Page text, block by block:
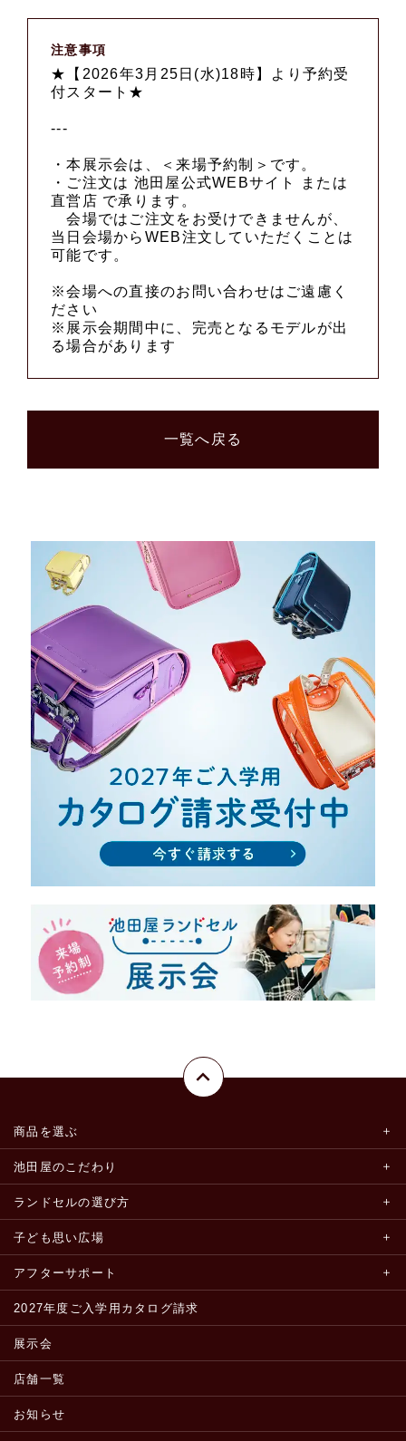
注意事項
★【2026年3月25日(水)18時】より予約受
付スタート★
---
・本展示会は、＜来場予約制＞です。
・ご注文は 池田屋公式WEBサイト または
直営店 で承ります。
会場ではご注文をお受けできませんが、
当日会場からWEB注文していただくことは
可能です。
※会場への直接のお問い合わせはご遠慮く
ださい
※展示会期間中に、完売となるモデルが出
る場合があります
一覧へ戻る
商品を選ぶ
池田屋のこだわり
ランドセルの選び方
子ども思い広場
アフターサポート
2027年度ご入学用カタログ請求
展示会
店舗一覧
お知らせ